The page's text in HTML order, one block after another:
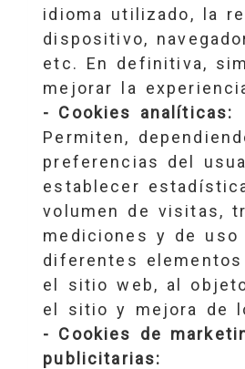
idioma utilizado, la
dispositivo,
etc. En definitiva,
mejorar la
- Cookies analíticas:
Permiten,
preferencias del
establecer
volumen de visitas,
mediciones y de uso
diferentes
el sitio web, al
el sitio y mejora de
- Cookies de
publicitarias: